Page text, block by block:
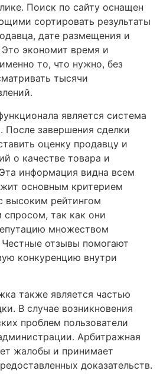
Поиск по сайту оснащен
сортировать результаты
дате размещения и
экономит время и
то, что нужно, без
тысячи
является система
После завершения сделки
оценку продавцу и
о качестве товара и
информация видна всем
основным критерием
высоким рейтингом
так как они
множеством
отзывы помогают
конкуренцию внутри
также является частью
В случае возникновения
проблем пользователи
Арбитражная
жалобы и принимает
доказательств.